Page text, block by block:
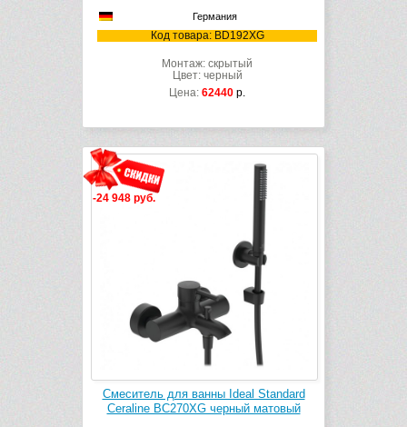
Германия
Код товара: BD192XG
Монтаж: скрытый
Цвет: черный
Цена: 62440 р.
-24 948 руб.
Смеситель для ванны Ideal Standard
Ceraline BC270XG черный матовый